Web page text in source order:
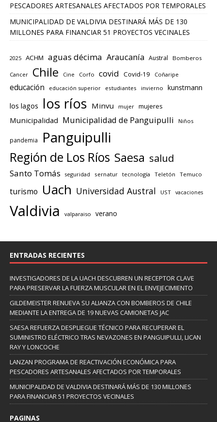
PESCADORES ARTESANALES AFECTADOS POR TEMPORALES
MUNICIPALIDAD DE VALDIVIA DESTINARÁ MÁS DE 130
MILLONES PARA FINANCIAR 51 PROYECTOS VECINALES
2025 ACHM aguas décima Araucanía Austral Bomberos
Cancer Chile Cine Corfo covid Covid-19 Coñaripe
educación educación superior estudiantes invierno kunstmann
los lagos los ríos Minvu mujer mujeres
Municipalidad Municipalidad de Panguipulli Niños
pandemia Panguipulli
Región de Los Ríos Saesa salud
Santo Tomás seguridad sernatur tecnología Teletón Temuco
turismo Uach Universidad Austral UST vacaciones
Valdivia valparaiso verano
ENTRADAS RECIENTES
INVESTIGADORES DE LA UACH DESCUBREN UN RECEPTOR CLAVE
PARA PRESERVAR LA FUERZA MUSCULAR EN EL ENVEJECIMIENTO
GILDEMEISTER RENUEVA SU ALIANZA CON BOMBEROS DE CHILE
MEDIANTE LA ENTREGA DE 19 NUEVAS CAMIONETAS JAC
SAESA REFUERZA DESPLIEGUE TÉCNICO PARA RECUPERAR EL
SUMINISTRO ELÉCTRICO TRAS NEVAZONES EN PANGUIPULLI, LICAN
RAY Y LONCOCHE
LANZAN PROGRAMA DE REACTIVACIÓN ECONÓMICA PARA
PESCADORES ARTESANALES AFECTADOS POR TEMPORALES
MUNICIPALIDAD DE VALDIVIA DESTINARÁ MÁS DE 130 MILLONES
PARA FINANCIAR 51 PROYECTOS VECINALES
PAGINAS